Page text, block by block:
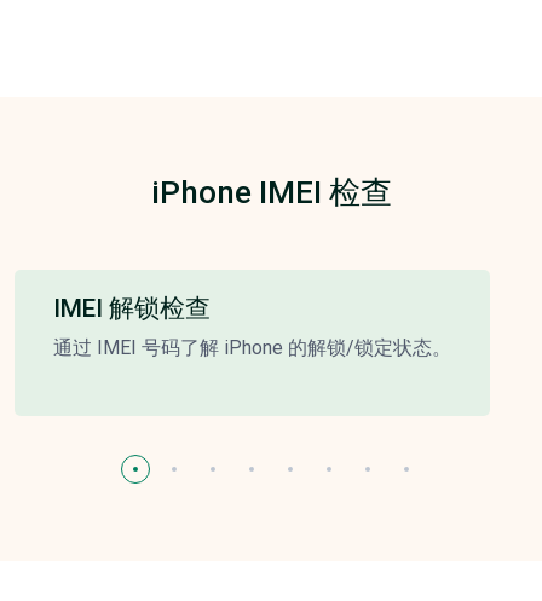
iPhone IMEI 检查
IMEI 解锁检查
通过 IMEI 号码了解 iPhone 的解锁/锁定状态。